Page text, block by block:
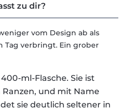
zu dir?
vom Design ab als
Tag verbringt. Ein grober
ml-Flasche. Sie ist
und mit Name
sie deutlich seltener in